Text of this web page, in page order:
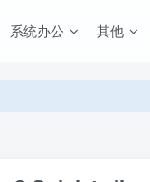
系统办公 其他